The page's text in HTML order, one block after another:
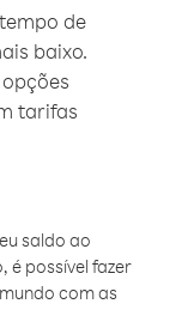
de
baixo.
tarifas
saldo ao
é possível fazer
com as